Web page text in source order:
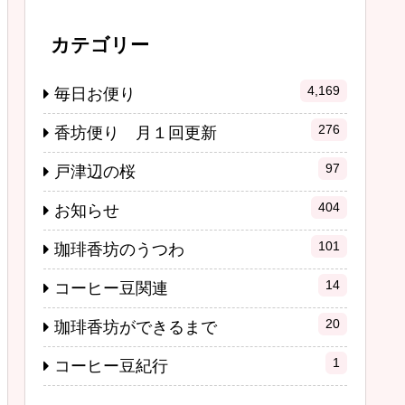
カテゴリー
毎日お便り 4,169
香坊便り 月１回更新 276
戸津辺の桜 97
お知らせ 404
珈琲香坊のうつわ 101
コーヒー豆関連 14
珈琲香坊ができるまで 20
コーヒー豆紀行 1